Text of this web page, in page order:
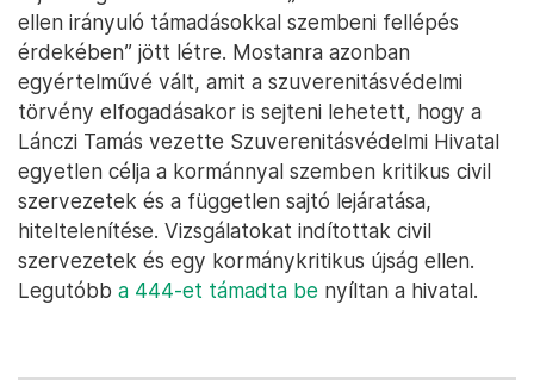
ellen irányuló támadásokkal szembeni fellépés
érdekében” jött létre. Mostanra azonban
egyértelművé vált, amit a szuverenitásvédelmi
törvény elfogadásakor is sejteni lehetett, hogy a
Lánczi Tamás vezette Szuverenitásvédelmi Hivatal
egyetlen célja a kormánnyal szemben kritikus civil
szervezetek és a független sajtó lejáratása,
hiteltelenítése. Vizsgálatokat indítottak civil
szervezetek és egy kormánykritikus újság ellen.
Legutóbb a 444-et támadta be nyíltan a hivatal.